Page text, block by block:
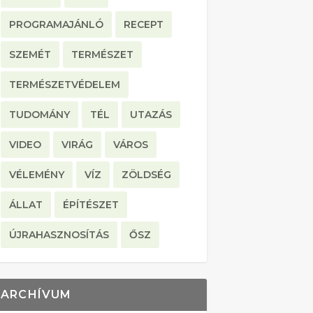
PROGRAMAJÁNLÓ RECEPT
SZEMÉT TERMÉSZET
TERMÉSZETVÉDELEM
TUDOMÁNY TÉL UTAZÁS
VIDEO VIRÁG VÁROS
VÉLEMÉNY VÍZ ZÖLDSÉG
ÁLLAT ÉPÍTÉSZET
ÚJRAHASZNOSÍTÁS ŐSZ
ARCHÍVUM